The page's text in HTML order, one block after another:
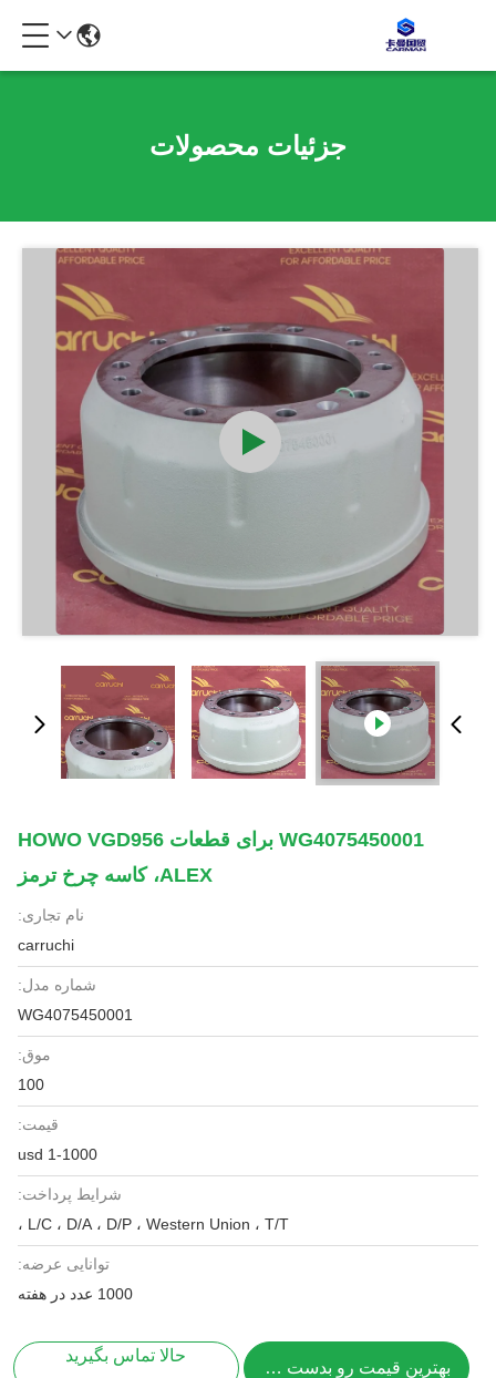
جزئیات محصولات
WG4075450001 برای قطعات HOWO VGD956
ALEX، کاسه چرخ ترمز
نام تجاری:
carruchi
شماره مدل:
WG4075450001
موق:
100
قیمت:
1-1000 usd
شرایط پرداخت:
L/C ، D/A ، D/P ، Western Union ، T/T ،
توانایی عرضه:
1000 عدد در هفته
بهترین قیمت رو بدست بیار
حالا تماس بگیرید